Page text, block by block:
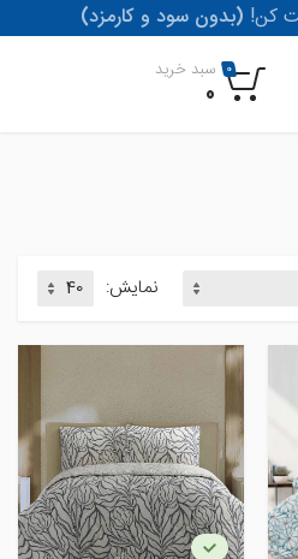
(بدون سود و کارمزد)
0 سبد خرید
0
نمایش: